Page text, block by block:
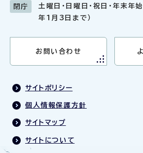
閉庁
土曜日・日曜日・祝日・年末年
年1月3日まで）
お問い合わせ
サイトポリシー
個人情報保護方針
サイトマップ
サイトについて